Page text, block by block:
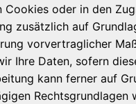
Cookies oder in den
zusätzlich auf
vorvertraglicher
Ihre Daten, sofern
kann ferner auf